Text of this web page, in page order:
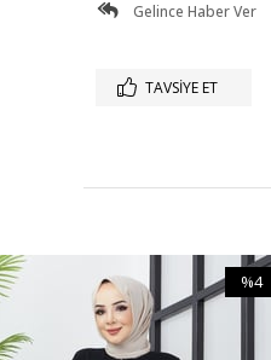
Gelince Haber Ver
TAVSIYE ET
%4